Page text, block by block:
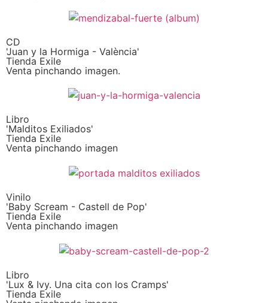
CD
'Juan y la Hormiga - València'
Tienda Exile
Venta pinchando imagen.
Libro
'Malditos Exiliados'
Tienda Exile
Venta pinchando imagen
Vinilo
'Baby Scream - Castell de Pop'
Tienda Exile
Venta pinchando imagen
Libro
'Lux & Ivy. Una cita con los Cramps'
Tienda Exile